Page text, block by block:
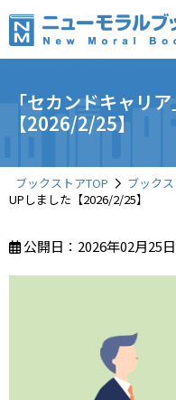
「セカンドキャリ
【2026/2/25】
ブックストアTOP ブック
UPしました【2026/2/25】
公開日：2026年02月25日